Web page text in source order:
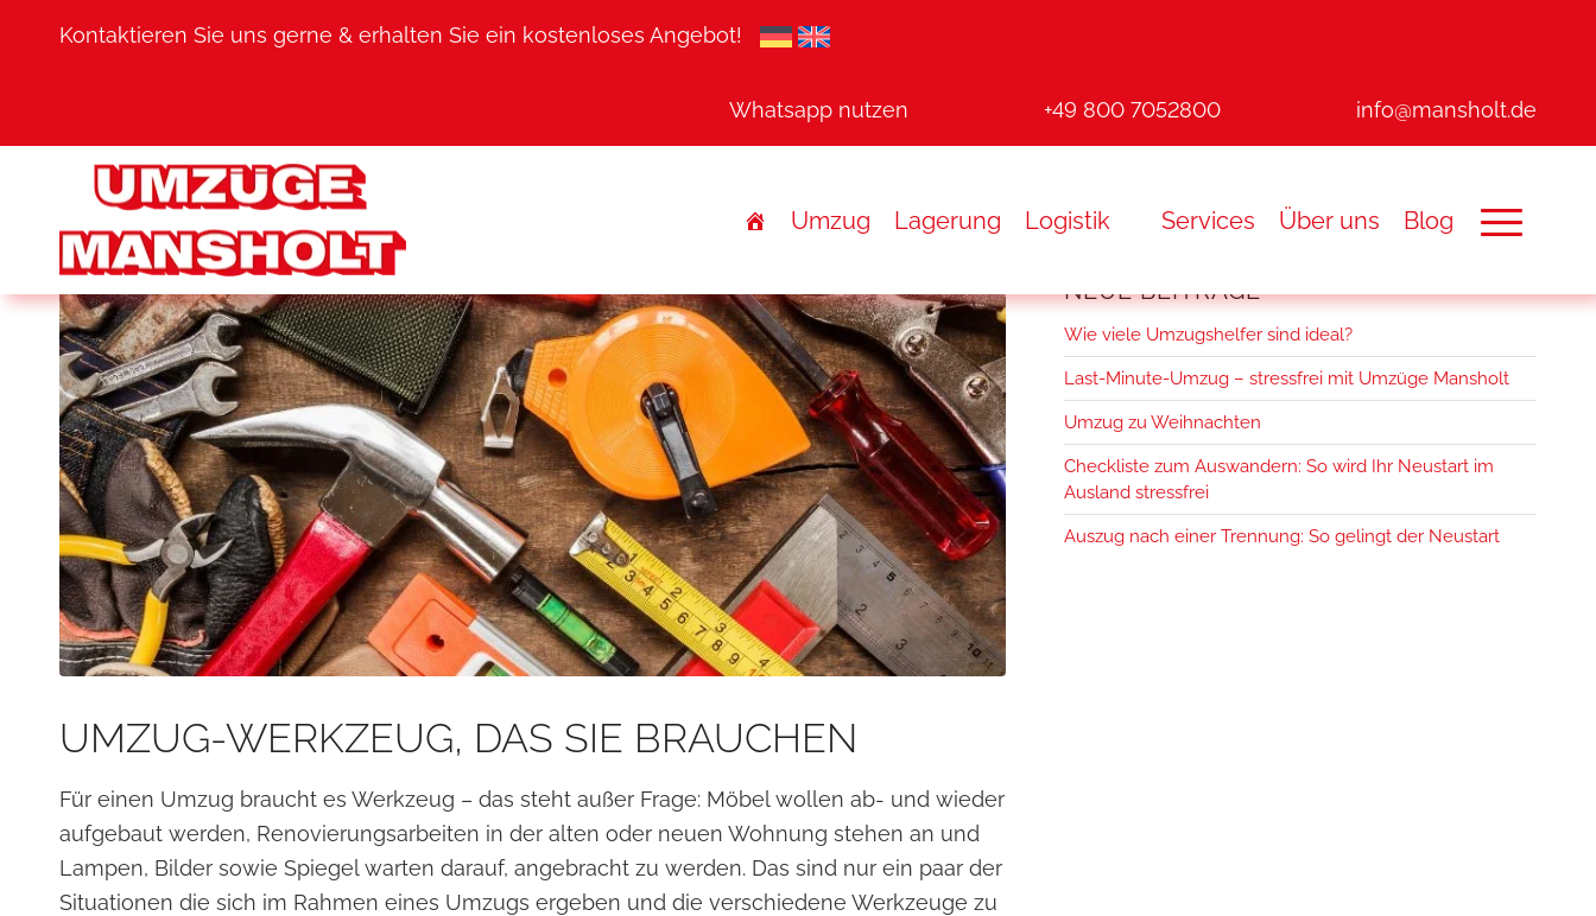
Kontaktieren Sie uns gerne & erhalten Sie ein kostenloses Angebot!
Whatsapp nutzen +49 800 7052800 info@mansholt.de
Umzug Lagerung Logistik Services Über uns Blog
UMZUG-WERKZEUG, DAS SIE BRAUCHEN
Für einen Umzug braucht es Werkzeug – das steht außer Frage: Möbel wollen ab- und wieder
aufgebaut werden, Renovierungsarbeiten in der alten oder neuen Wohnung stehen an und
Lampen, Bilder sowie Spiegel warten darauf, angebracht zu werden. Das sind nur ein paar der
Situationen die sich im Rahmen eines Umzugs ergeben und die verschiedene Werkzeuge zu
NEUE BEITRÄGE
Wie viele Umzugshelfer sind ideal?
Last-Minute-Umzug – stressfrei mit Umzüge Mansholt
Umzug zu Weihnachten
Checkliste zum Auswandern: So wird Ihr Neustart im
Ausland stressfrei
Auszug nach einer Trennung: So gelingt der Neustart